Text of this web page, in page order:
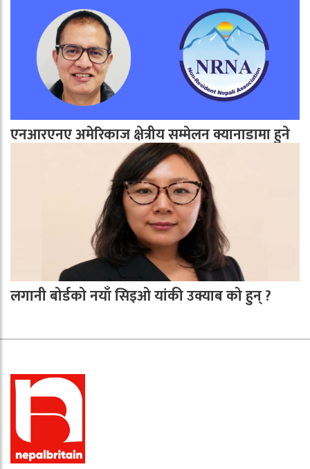
एनआरएनए अमेरिकाज क्षेत्रीय सम्मेलन क्यानाडामा हुने
लगानी बोर्डको नयाँ सिइओ यांकी उक्याब को हुन् ?